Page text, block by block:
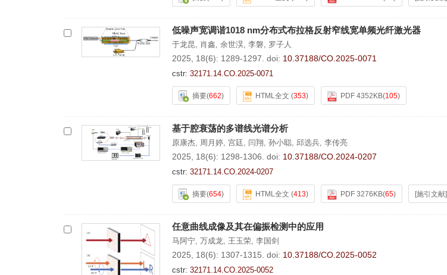
低噪声宽调谐1018 nm分布式布拉格反射窄线宽单频光纤激光器
于龙昆, 肖鑫, 余世淏, 李磐, 罗子人
2025, 18(6): 1289-1297. doi: 10.37188/CO.2025-0071
cstr: 32171.14.CO.2025-0071
摘要(662) HTML全文 (353) PDF 4352KB(105)
基于腔衰荡的多谱线光谱分析
原康杰, 周月婷, 宫廷, 闫翔, 孙小聪, 邱选兵, 李传亮
2025, 18(6): 1298-1306. doi: 10.37188/CO.2024-0207
cstr: 32171.14.CO.2024-0207
摘要(654) HTML全文 (413) PDF 3276KB(65) [施引文献]
任意曲线成像及其在偏振检测中的应用
马阿宁, 万成龙, 王玉荣, 李国剑
2025, 18(6): 1307-1315. doi: 10.37188/CO.2025-0052
cstr: 32171.14.CO.2025-0052